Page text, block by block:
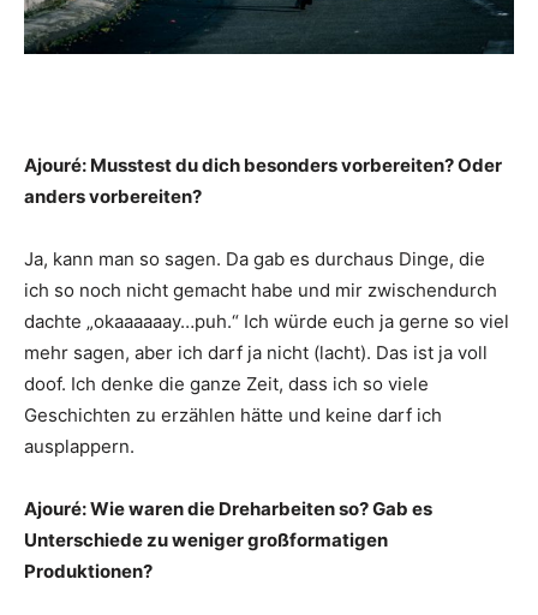
Ajouré: Musstest du dich besonders vorbereiten? Oder
anders vorbereiten?
Ja, kann man so sagen. Da gab es durchaus Dinge, die
ich so noch nicht gemacht habe und mir zwischendurch
dachte „okaaaaaay…puh.“ Ich würde euch ja gerne so viel
mehr sagen, aber ich darf ja nicht (lacht). Das ist ja voll
doof. Ich denke die ganze Zeit, dass ich so viele
Geschichten zu erzählen hätte und keine darf ich
ausplappern.
Ajouré: Wie waren die Dreharbeiten so? Gab es
Unterschiede zu weniger großformatigen
Produktionen?